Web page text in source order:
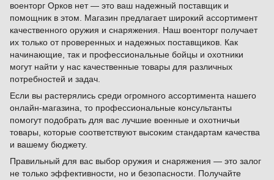
военторг Орков нет — это ваш надежный поставщик и
помощник в этом. Магазин предлагает широкий ассортимент
качественного оружия и снаряжения. Наш военторг получает
их только от проверенных и надежных поставщиков. Как
начинающие, так и профессиональные бойцы и охотники
могут найти у нас качественные товары для различных
потребностей и задач.
Если вы растерялись среди огромного ассортимента нашего
онлайн-магазина, то профессиональные консультанты
помогут подобрать для вас лучшие военные и охотничьи
товары, которые соответствуют высоким стандартам качества
и вашему бюджету.
Правильный для вас выбор оружия и снаряжения — это залог
не только эффективности, но и безопасности. Получайте